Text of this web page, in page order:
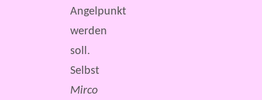
Angelpunkt
werden
soll.
Selbst
Mirco